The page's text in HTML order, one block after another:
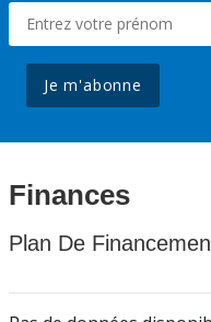
Je m'abonne
Finances
Plan De